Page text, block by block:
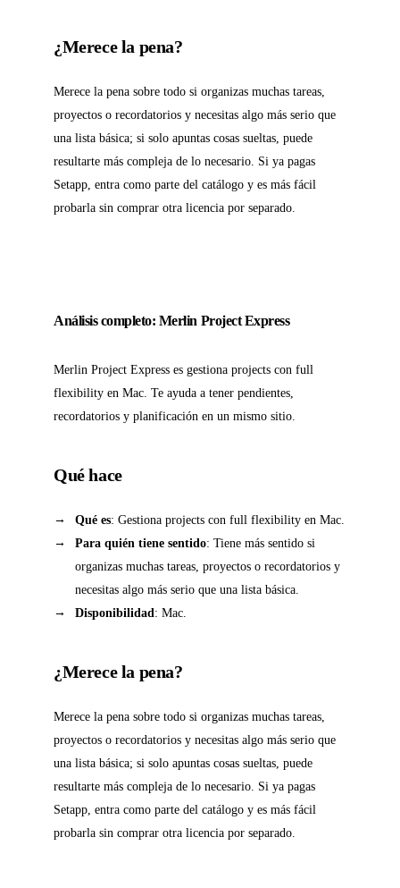
¿Merece la pena?
Merece la pena sobre todo si organizas muchas tareas,
proyectos o recordatorios y necesitas algo más serio que
una lista básica; si solo apuntas cosas sueltas, puede
resultarte más compleja de lo necesario. Si ya pagas
Setapp, entra como parte del catálogo y es más fácil
probarla sin comprar otra licencia por separado.
Análisis completo: Merlin Project Express
Merlin Project Express es gestiona projects con full
flexibility en Mac. Te ayuda a tener pendientes,
recordatorios y planificación en un mismo sitio.
Qué hace
Qué es: Gestiona projects con full flexibility en Mac.
Para quién tiene sentido: Tiene más sentido si
organizas muchas tareas, proyectos o recordatorios y
necesitas algo más serio que una lista básica.
Disponibilidad: Mac.
¿Merece la pena?
Merece la pena sobre todo si organizas muchas tareas,
proyectos o recordatorios y necesitas algo más serio que
una lista básica; si solo apuntas cosas sueltas, puede
resultarte más compleja de lo necesario. Si ya pagas
Setapp, entra como parte del catálogo y es más fácil
probarla sin comprar otra licencia por separado.